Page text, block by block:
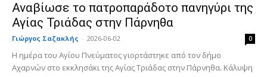
Αναβίωσε το πατροπαράδοτο πανηγύρι της
Αγίας Τριάδας στην Πάρνηθα
Γιώργος Σαζακλής - 2026-06-02 0
Η ημέρα του Αγίου Πνεύματος γιορτάστηκε από τον δήμο
Αχαρνών στο εκκλησάκι της Αγίας Τριάδας στην Πάρνηθα. Κάλυψη